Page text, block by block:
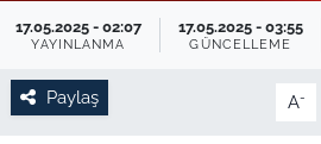
17.05.2025 - 02:07
YAYINLANMA
17.05.2025 - 03:55
GÜNCELLEME
Paylaş A-
SPOR
YAŞAM